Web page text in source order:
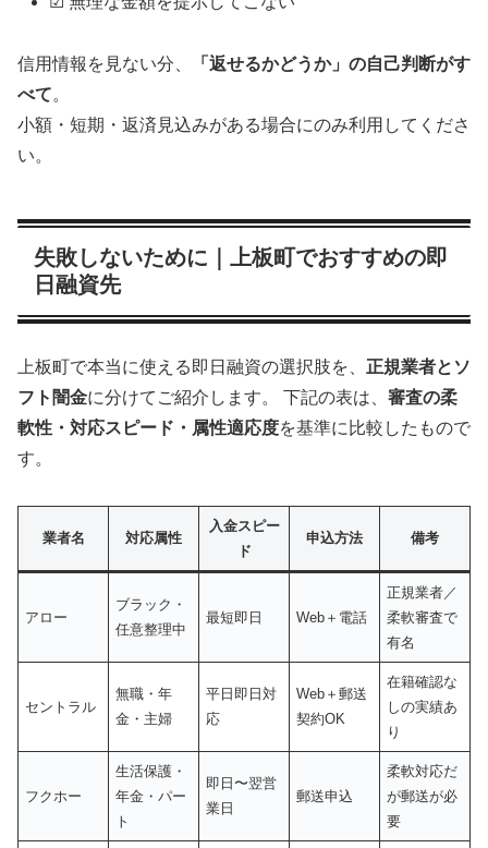
信用情報を見ない分、
「返せるかどうか」の自己判断がす
べて。
小額・短期・返済見込みがある場合にのみ利用してくださ
い。
失敗しないために｜上板町でおすすめの即
日融資先
上板町で本当に使える即日融資の選択肢を、 正規業者とソ
フト闇金に分けてご紹介します。 下記の表は、 審査の柔
軟性・対応スピード・属性適応度を基準に比較したもので
す。
業者名 対応属性
入金スピー
ド
申込方法 備考
アロー
ブラック・
任意整理中
最短即日 Web＋電話
正規業者／
柔軟審査で
有名
セントラル
無職・年
金・主婦
平日即日対
応
Web＋郵送
契約OK
在籍確認な
しの実績あ
り
フクホー
生活保護・
年金・パー
ト
即日〜翌営
業日
郵送申込
柔軟対応だ
が郵送が必
要